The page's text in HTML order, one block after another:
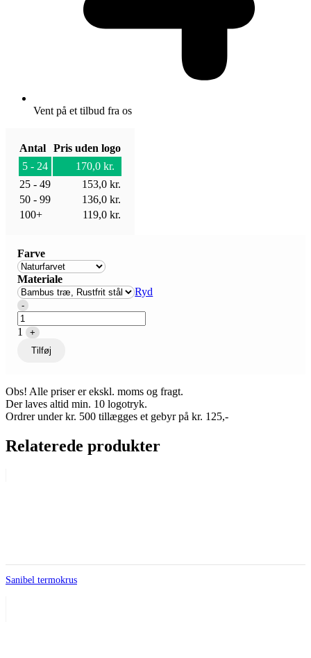
Vent på et tilbud fra os
Antal
Pris uden logo
5 - 24
170,0 kr.
25 - 49
153,0 kr.
50 - 99
136,0 kr.
100+
119,0 kr.
Farve
Materiale
Ryd
Quantity
-
1
+
Tilføj
Obs! Alle priser er ekskl. moms og fragt.
Der laves altid min. 10 logotryk.
Ordrer under kr. 500 tillægges et gebyr på kr. 125,-
Relaterede produkter
Sanibel termokrus